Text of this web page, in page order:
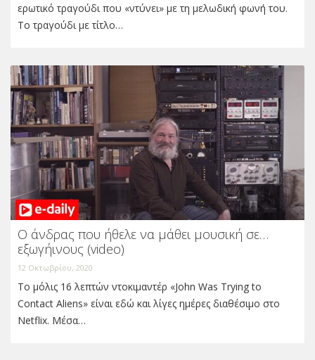
ερωτικό τραγούδι που «ντύνει» με τη μελωδική φωνή του.
Το τραγούδι με τίτλο…
Ο άνδρας που ήθελε να μάθει μουσική σε…
εξωγήινους (video)
12 Οκτωβρίου, 2020
Το μόλις 16 λεπτών ντοκιμαντέρ «John Was Trying to
Contact Aliens» είναι εδώ και λίγες ημέρες διαθέσιμο στο
Netflix. Μέσα…